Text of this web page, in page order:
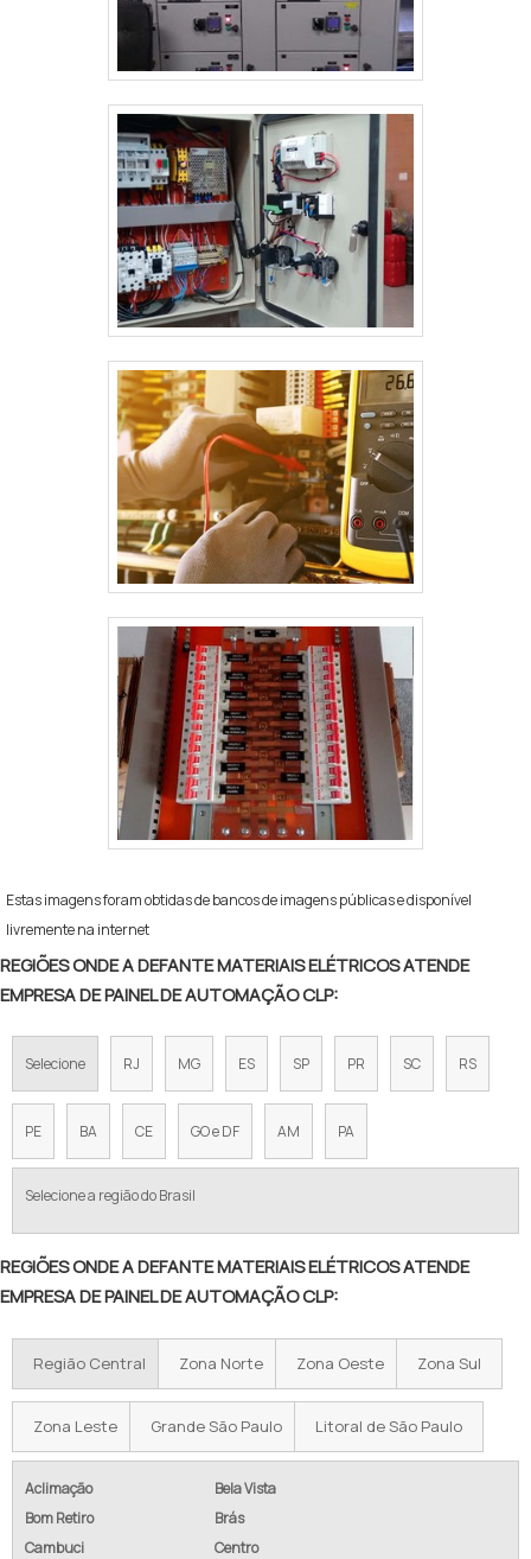
Estas imagens foram obtidas de bancos de imagens públicas e disponível
livremente na internet
REGIÕES ONDE A DEFANTE MATERIAIS ELÉTRICOS ATENDE
EMPRESA DE PAINEL DE AUTOMAÇÃO CLP:
Selecione RJ MG ES SP PR SC RS
PE BA CE GO e DF AM PA
Selecione a região do Brasil
REGIÕES ONDE A DEFANTE MATERIAIS ELÉTRICOS ATENDE
EMPRESA DE PAINEL DE AUTOMAÇÃO CLP:
Região Central Zona Norte Zona Oeste Zona Sul
Zona Leste Grande São Paulo Litoral de São Paulo
Aclimação
Bela Vista
Bom Retiro
Brás
Cambuci
Centro